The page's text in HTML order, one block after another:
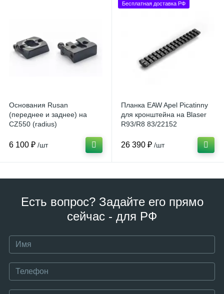
Основания Rusan
(переднее и заднее) на
CZ550 (radius)
6 100 ₽ /шт
Бесплатная доставка РФ
Планка EAW Apel Picatinny
для кронштейна на Blaser
R93/R8 83/22152
26 390 ₽ /шт
Есть вопрос? Задайте его прямо
сейчас - для РФ